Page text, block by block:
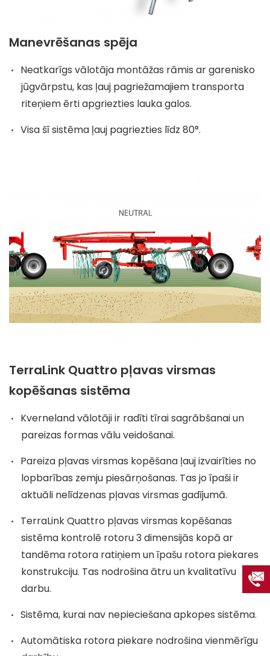
Manevrēšanas spēja
Neatkarīgs vālotāja montāžas rāmis ar garenisko
jūgvārpstu, kas ļauj pagriežamajiem transporta
riteņiem ērti apgriezties lauka galos.
Visa šī sistēma ļauj pagriezties līdz 80°.
TerraLink Quattro pļavas virsmas
kopēšanas sistēma
Kverneland vālotāji ir radīti tīrai sagrābšanai un
pareizas formas vālu veidošanai.
Pareiza pļavas virsmas kopēšana ļauj izvairīties no
lopbarības zemju piesārņošanas. Tas jo īpaši ir
aktuāli nelīdzenas pļavas virsmas gadījumā.
TerraLink Quattro pļavas virsmas kopēšanas
sistēma kontrolē rotoru 3 dimensijās kopā ar
tandēma rotora ratiņiem un īpašu rotora piekares
konstrukciju. Tas nodrošina ātru un kvalitatīvu
darbu.
Sistēma, kurai nav nepieciešana apkopes sistēma.
Automātiska rotora piekare nodrošina vienmērīgu